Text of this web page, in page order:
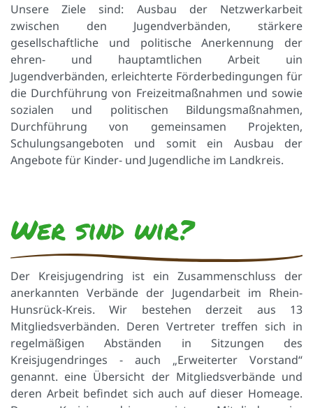
Unsere Ziele sind: Ausbau der Netzwerkarbeit
zwischen den Jugendverbänden, stärkere
gesellschaftliche und politische Anerkennung der
ehren- und hauptamtlichen Arbeit uin
Jugendverbänden, erleichterte Förderbedingungen für
die Durchführung von Freizeitmaßnahmen und sowie
sozialen und politischen Bildungsmaßnahmen,
Durchführung von gemeinsamen Projekten,
Schulungsangeboten und somit ein Ausbau der
Angebote für Kinder- und Jugendliche im Landkreis.
Wer sind wir?
Der Kreisjugendring ist ein Zusammenschluss der
anerkannten Verbände der Jugendarbeit im Rhein-
Hunsrück-Kreis. Wir bestehen derzeit aus 13
Mitgliedsverbänden. Deren Vertreter treffen sich in
regelmäßigen Abständen in Sitzungen des
Kreisjugendringes - auch „Erweiterter Vorstand“
genannt. eine Übersicht der Mitgliedsverbände und
deren Arbeit befindet sich auch auf dieser Homeage.